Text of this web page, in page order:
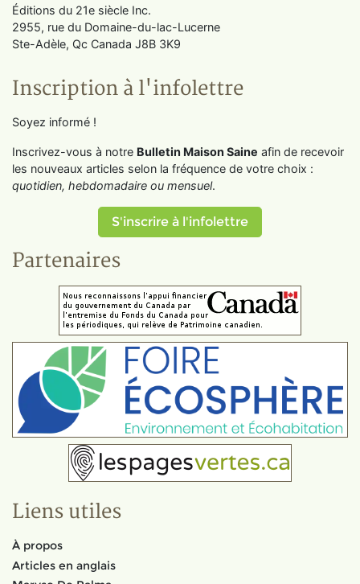
Éditions du 21e siècle Inc.
2955, rue du Domaine-du-lac-Lucerne
Ste-Adèle, Qc Canada J8B 3K9
Inscription à l'infolettre
Soyez informé !
Inscrivez-vous à notre Bulletin Maison Saine afin de recevoir
les nouveaux articles selon la fréquence de votre choix :
quotidien, hebdomadaire ou mensuel.
S'inscrire à l'infolettre
Partenaires
Liens utiles
À propos
Articles en anglais